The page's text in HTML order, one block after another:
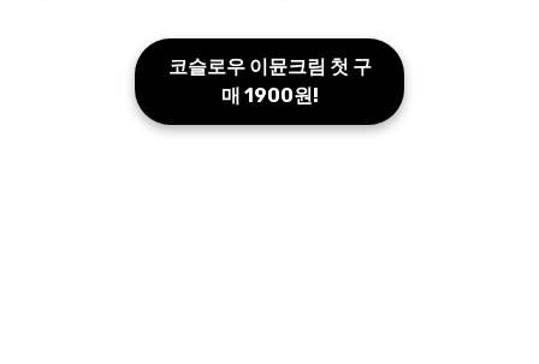
코슬로우 이뮨크림 첫 구
매 1900원!